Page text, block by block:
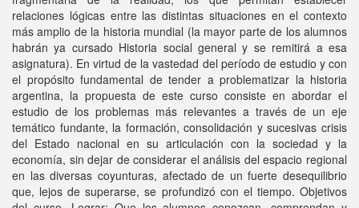
relaciones lógicas entre las distintas situaciones en el contexto
más amplio de la historia mundial (la mayor parte de los alumnos
habrán ya cursado Historia social general y se remitirá a esa
asignatura). En virtud de la vastedad del período de estudio y con
el propósito fundamental de tender a problematizar la historia
argentina, la propuesta de este curso consiste en abordar el
estudio de los problemas más relevantes a través de un eje
temático fundante, la formación, consolidación y sucesivas crisis
del Estado nacional en su articulación con la sociedad y la
economía, sin dejar de considerar el análisis del espacio regional
en las diversas coyunturas, afectado de un fuerte desequilibrio
que, lejos de superarse, se profundizó con el tiempo. Objetivos